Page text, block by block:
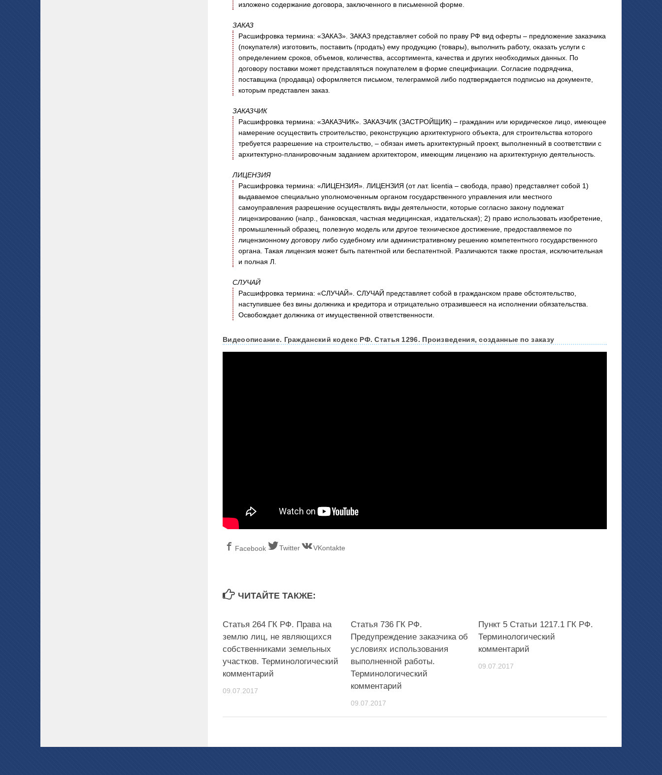
изложено содержание договора, заключенного в письменной форме.
ЗАКАЗ
Расшифровка термина: «ЗАКАЗ». ЗАКАЗ представляет собой по праву РФ вид оферты – предложение заказчика
(покупателя) изготовить, поставить (продать) ему продукцию (товары), выполнить работу, оказать услуги с
определением сроков, объемов, количества, ассортимента, качества и других необходимых данных. По
договору поставки может представляться покупателем в форме спецификации. Согласие подрядчика,
поставщика (продавца) оформляется письмом, телеграммой либо подтверждается подписью на документе,
которым представлен заказ.
ЗАКАЗЧИК
Расшифровка термина: «ЗАКАЗЧИК». ЗАКАЗЧИК (ЗАСТРОЙЩИК) – гражданин или юридическое лицо, имеющее
намерение осуществить строительство, реконструкцию архитектурного объекта, для строительства которого
требуется разрешение на строительство, – обязан иметь архитектурный проект, выполненный в соответствии с
архитектурно-планировочным заданием архитектором, имеющим лицензию на архитектурную деятельность.
ЛИЦЕНЗИЯ
Расшифровка термина: «ЛИЦЕНЗИЯ». ЛИЦЕНЗИЯ (от лат. licentia – свобода, право) представляет собой 1)
выдаваемое специально уполномоченным органом государственного управления или местного
самоуправления разрешение осуществлять виды деятельности, которые согласно закону подлежат
лицензированию (напр., банковская, частная медицинская, издательская); 2) право использовать изобретение,
промышленный образец, полезную модель или другое техническое достижение, предоставляемое по
лицензионному договору либо судебному или административному решению компетентного государственного
органа. Такая лицензия может быть патентной или беспатентной. Различаются также простая, исключительная
и полная Л.
СЛУЧАЙ
Расшифровка термина: «СЛУЧАЙ». СЛУЧАЙ представляет собой в гражданском праве обстоятельство,
наступившее без вины должника и кредитора и отрицательно отразившееся на исполнении обязательства.
Освобождает должника от имущественной ответственности.
Видеоописание. Гражданский кодекс РФ. Статья 1296. Произведения, созданные по заказу
Facebook Twitter VKontakte
ЧИТАЙТЕ ТАКЖЕ:
Статья 264 ГК РФ. Права на
землю лиц, не являющихся
собственниками земельных
участков. Терминологический
комментарий
09.07.2017
Статья 736 ГК РФ.
Предупреждение заказчика об
условиях использования
выполненной работы.
Терминологический
комментарий
09.07.2017
Пункт 5 Статьи 1217.1 ГК РФ.
Терминологический
комментарий
09.07.2017